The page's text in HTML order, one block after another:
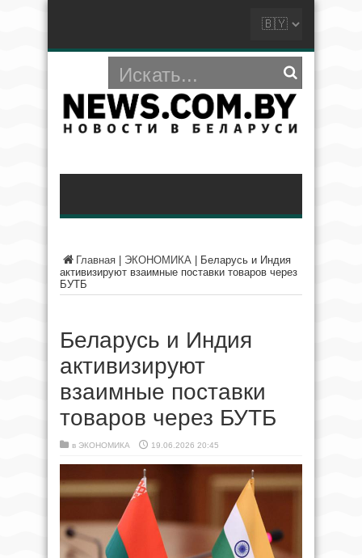
Главная ЭКОНОМИКА
Беларусь и Индия
активизируют взаимные поставки товаров через
БУТБ
Беларусь и Индия
активизируют
взаимные поставки
товаров через БУТБ
в ЭКОНОМИКА 19.06.2026 20:45